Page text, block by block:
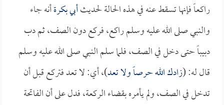
راكعاً فإنها تسقط عنه في هذه الحالة لحديثأبي بكرةأنه جاء
والنبي صلى الله عليه وسلم راكع، فركع دون الصف، ثم دب
دبيباً حتى دخل في الصف، فلما سلم النبي صلى الله عليه وسلم
قال له: (زادك الله حرصاً ولا تعد)، أي: لا تعد فتركع قبل أن
تدخل في الصف، ولم يأمره بقضاء الركعة، فدل على أن الفاتحة